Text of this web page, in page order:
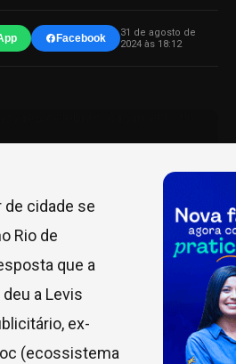
Facebook
31 de agosto de
2024 às 18:12
de cidade se
Rio de
que a
a Levis
ex-
(ecossistema